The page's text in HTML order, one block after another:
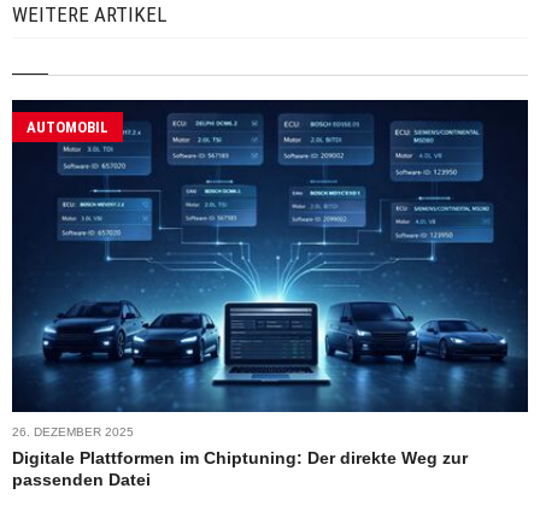
WEITERE ARTIKEL
AUTOMOBIL
26. DEZEMBER 2025
Digitale Plattformen im Chiptuning: Der direkte Weg zur
passenden Datei